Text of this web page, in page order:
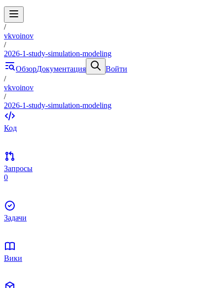
/
vkvoinov
/
2026-1-study-simulation-modeling
ОбзорДокументация
Войти
/
vkvoinov
/
2026-1-study-simulation-modeling
Код
Запросы
0
Задачи
Вики